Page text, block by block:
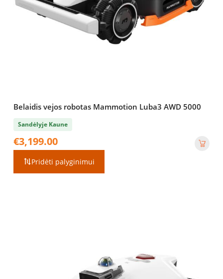
Belaidis vejos robotas Mammotion Luba3 AWD 5000
Sandėlyje Kaune
€3,199.00
Pridėti palyginimui